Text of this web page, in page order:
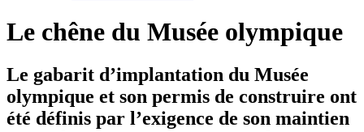
Le chêne du Musée olympique
Le gabarit d’implantation du Musée
olympique et son permis de construire ont
été définis par l’exigence de son maintien